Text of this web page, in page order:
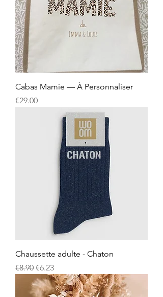
Cabas Mamie — À Personnaliser
Price
€29.00
Chaussette adulte - Chaton
Regular Price
€8.90 Sale Price
€6.23